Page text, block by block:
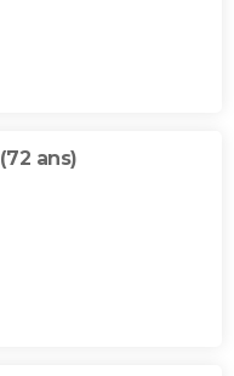
(72 ans)